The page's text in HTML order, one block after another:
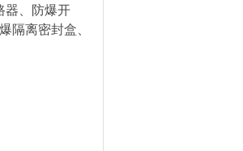
器、防爆开
隔离密封盒、